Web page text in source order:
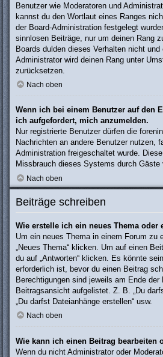
Benutzer wie Moderatoren und
kannst du den Wortlaut eines Ranges
der Board-Administration festgelegt
sinnlosen Beiträge, nur um deinen Rang
Boards dulden dieses Verhalten nicht und
Administrator wird deinen Rang unter
zurücksetzen.
Nach oben
Wenn ich bei einem Benutzer auf den
ich aufgefordert, mich anzumelden.
Nur registrierte Benutzer dürfen die
Nachrichten an andere Benutzer nutzen,
Administration freigeschaltet wurde.
Missbrauch dieses Systems durch Gäste
Nach oben
Beiträge schreiben
Wie erstelle ich ein neues Thema oder
Um ein neues Thema in einem Forum zu
„Neues Thema“ klicken. Um auf einen
du auf „Antworten“ klicken. Es könnte
erforderlich ist, bevor du einen Beitrag
Berechtigungen sind jeweils am Ende der
Beitragsansicht aufgelistet. Z. B. „Du
„Du darfst Dateianhänge erstellen“ usw.
Nach oben
Wie kann ich einen Beitrag bearbeiten
Wenn du nicht Administrator oder